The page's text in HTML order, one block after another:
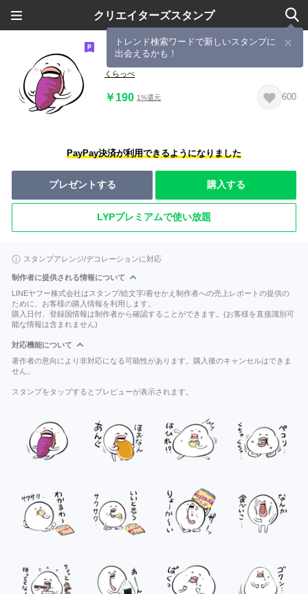
クリエイターズスタンプ
トレンド検索ワードで新しいスタンプに
出会えるかも！
もぐもぐ「はぐちさん」スタンプ
くらっぺ
￥190 1%還元 600
PayPay決済が利用できるようになりました
プレゼントする 購入する
LYPプレミアムで使い放題
スタンプアレンジ/デコレーションに対応
制作者に提供される情報について
LINEヤフー株式会社はスタンプ/絵文字/着せかえ制作者への売上レポートの提供の
ために、お客様の購入情報を利用します。
購入日付、登録国情報は制作者から確認することができます。(お客様を直接識別可
能な情報は含まれません)
対応機能について
著作者の意向により非対応になる可能性があります。購入後のキャンセルはできま
せん。
スタンプをタップするとプレビューが表示されます。